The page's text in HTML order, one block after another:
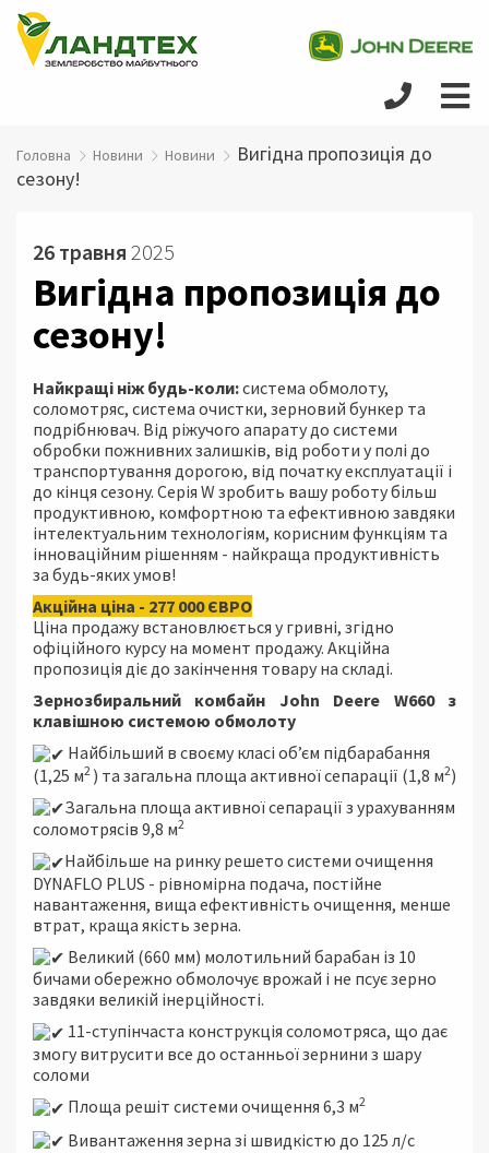
Головна Новини Новини
Вигідна пропозиція до
сезону!
26 травня 2025
Вигідна пропозиція до
сезону!
Найкращі ніж будь-коли:система обмолоту,
соломотряс, система очистки, зерновий бункер та
подрібнювач. Від ріжучого апарату до системи
обробки пожнивних залишків, від роботи у полі до
транспортування дорогою, від початку експлуатації і
до кінця сезону. Серія W зробить вашу роботу більш
продуктивною, комфортною та ефективною завдяки
інтелектуальним технологіям, корисним функціям та
інноваційним рішенням - найкраща продуктивність
за будь-яких умов!
Акційна ціна - 277 000 ЄВРО
Ціна продажу встановлюється у гривні, згідно
офіційного курсу на момент продажу. Акційна
пропозиція діє до закінчення товару на складі.
Зернозбиральний комбайн John Deere W660 з
клавішною системою обмолоту
Найбільший в своєму класі об’єм підбарабання
(1,25 м2 ) та загальна площа активної сепарації (1,8 м2)
Загальна площа активної сепарації з урахуванням
соломотрясів 9,8 м2
Найбільше на ринку решето системи очищення
DYNAFLO PLUS - рівномірна подача, постійне
навантаження, вища ефективність очищення, менше
втрат, краща якість зерна.
Великий (660 мм) молотильний барабан із 10
бичами обережно обмолочує врожай і не псує зерно
завдяки великій інерційності.
11-ступінчаста конструкція соломотряса, що дає
змогу витрусити все до останньої зернини з шару
соломи
Площа решіт системи очищення 6,3 м2
Вивантаження зерна зі швидкістю до 125 л/с